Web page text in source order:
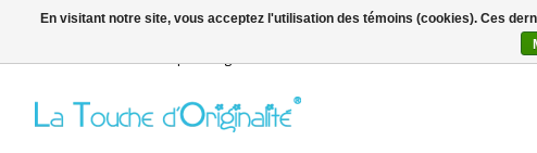
En visitant notre site, vous acceptez l'utilisation des témoins (cookies). Ces